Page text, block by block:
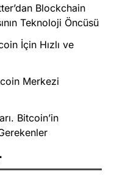
Blockchain
Teknoloji Öncüsü
İçin Hızlı ve
Merkezi
Bitcoin’in